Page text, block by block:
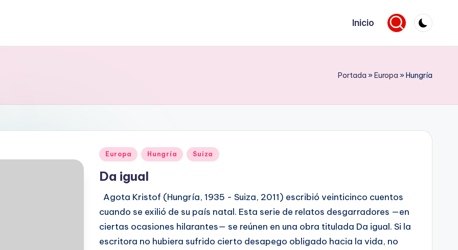
Inicio
Portada »Europa »Hungría
Publicado
Europa Hungría Suiza
Da igual
Agota Kristof (Hungría, 1935 - Suiza, 2011) escribió veinticinco cuentos
cuando se exilió de su país natal. Esta serie de relatos desgarradores —en
ciertas ocasiones hilarantes— se reúnen en una obra titulada Da igual. Si la
escritora no hubiera sufrido cierto desapego obligado hacia la vida, no